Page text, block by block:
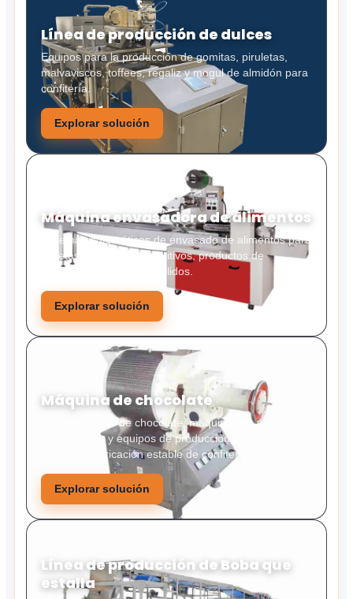
Línea de producción de dulces
Equipos para la producción de gomitas, piruletas,
malvaviscos, toffees, regaliz y mogul de almidón para
confitería.
Explorar solución
Máquina envasadora de alimentos
Sistemas automáticos de envasado de alimentos para
galletas, caramelos, aperitivos, productos de
panadería y alimentos sólidos.
Explorar solución
Máquina de chocolate
Procesamiento de chocolate, máquinas de conchado
de chocolate y equipos de producción de chocolate
para una fabricación estable de confitería.
Explorar solución
Línea de producción de Boba que
estalla